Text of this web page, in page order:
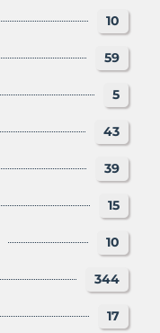
10
59
5
43
39
15
10
344
17